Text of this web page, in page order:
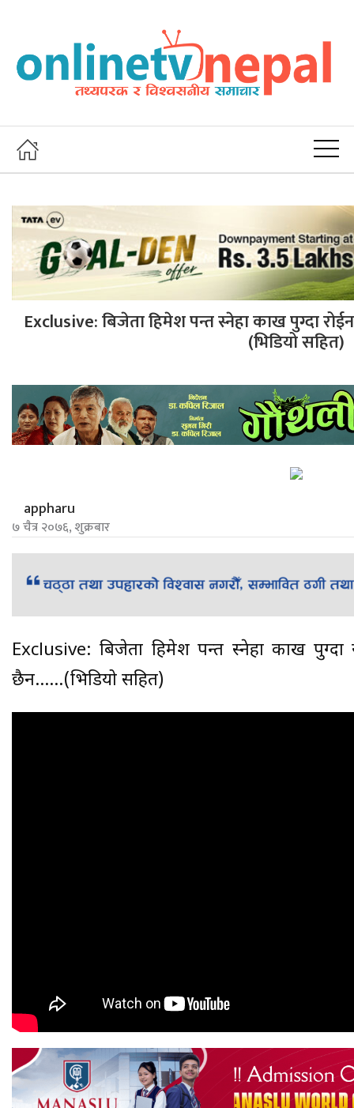
Exclusive: बिजेता हिमेश पन्त स्नेहा काख पुग्दा
(भिडियो सहित)
appharu
७ चैत्र २०७६, शुक्रबार
Exclusive: बिजेता हिमेश पन्त स्नेहा काख पुग्दा
छैन……(भिडियो सहित)